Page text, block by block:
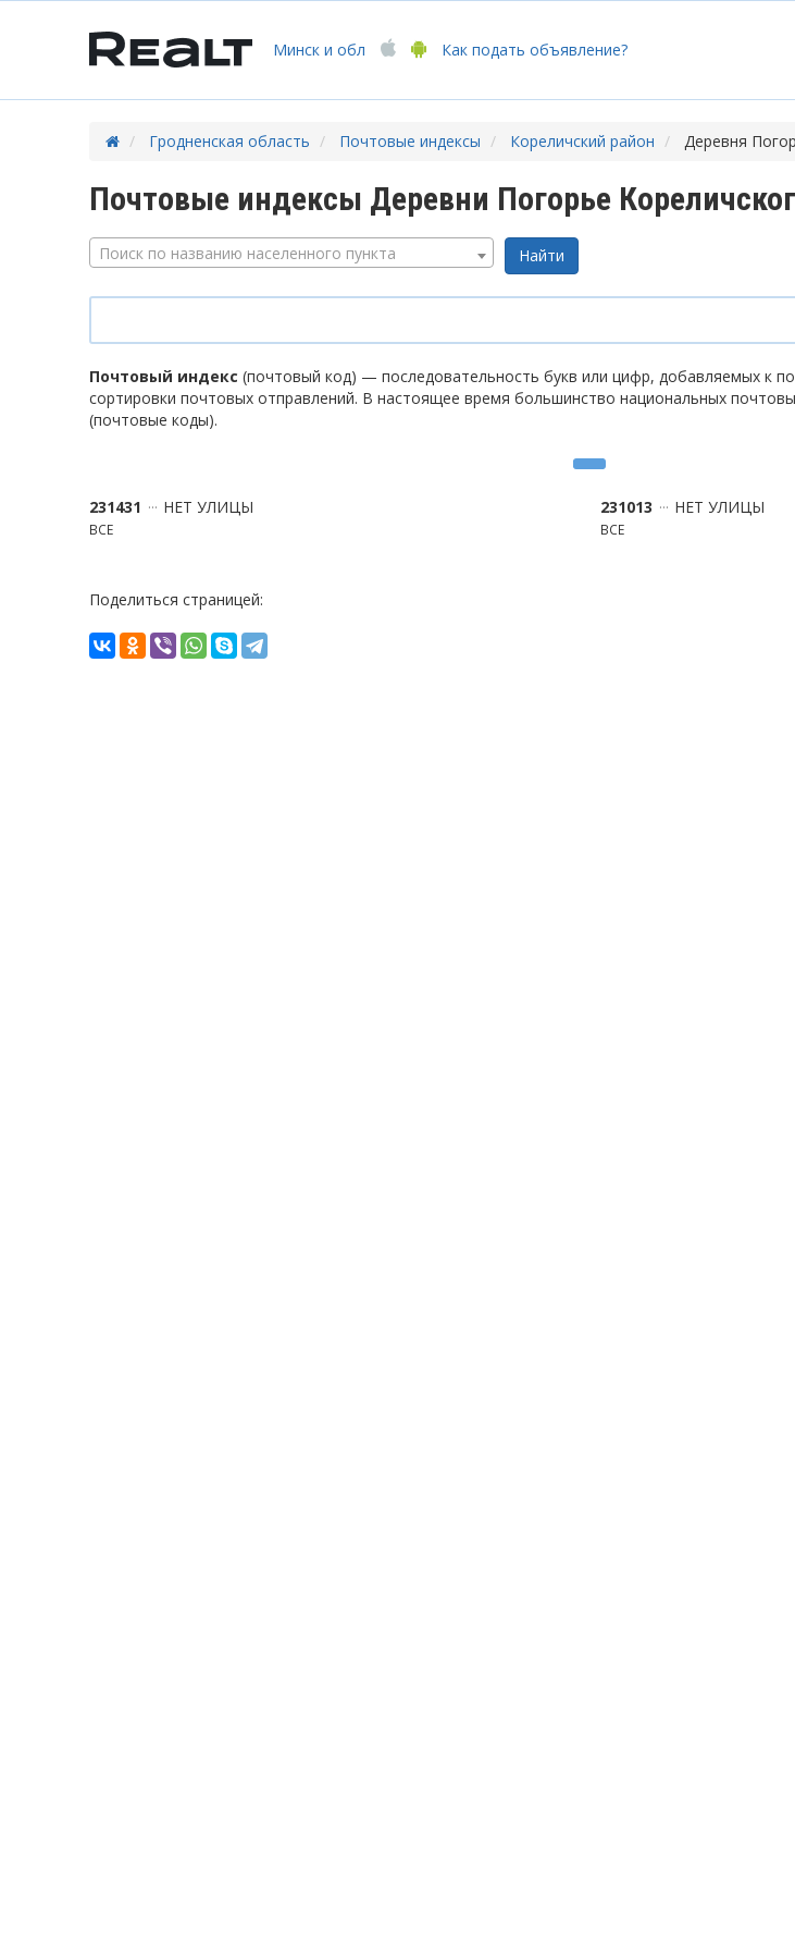
Минск и обл Как подать объявление?
Гродненская область Почтовые индексы Кореличский район Деревня
Почтовые индексы Деревни Погорье
Поиск по названию населенного пункта
Почтовый индекс (почтовый код) — последовательность букв или цифр, добавляемых к
сортировки почтовых отправлений. В настоящее время большинство национальных
(почтовые коды).
231431 НЕТ УЛИЦЫ
ВСЕ
231013 НЕТ УЛИЦЫ
ВСЕ
Поделиться страницей: